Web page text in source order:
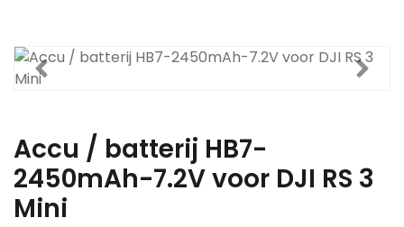
Accu / batterij HB7-
2450mAh-7.2V voor DJI RS 3
Mini